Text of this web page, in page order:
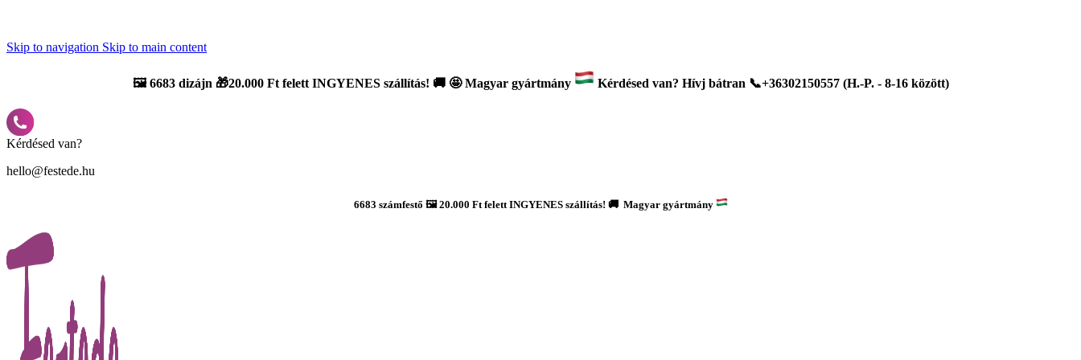
Skip to navigation Skip to main content
🖼️6683 dizájn 🎁20.000 Ft felett INGYENES szállítás! 🚚 🤩 Magyar gyártmány Kérdésed van? Hívj bátran 📞+36302150557 (H.-P. - 8-16 között)
Kérdésed van?
hello@festede.hu
6683 számfestő 🖼️ 20.000 Ft felett INGYENES szállítás! 🚚 Magyar gyártmány